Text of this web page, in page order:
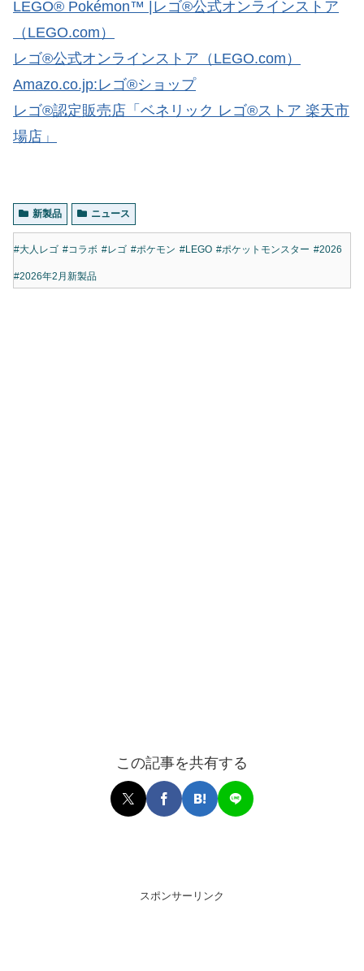
LEGO® Pokémon™ |レゴ®公式オンラインストア
（LEGO.com）
レゴ®公式オンラインストア（LEGO.com）
Amazo.co.jp:レゴ®ショップ
レゴ®認定販売店「ベネリック レゴ®ストア 楽天市
場店」
新製品 ニュース
#大人レゴ #コラボ #レゴ #ポケモン #LEGO #ポケットモンスター #2026
#2026年2月新製品
この記事を共有する
スポンサーリンク